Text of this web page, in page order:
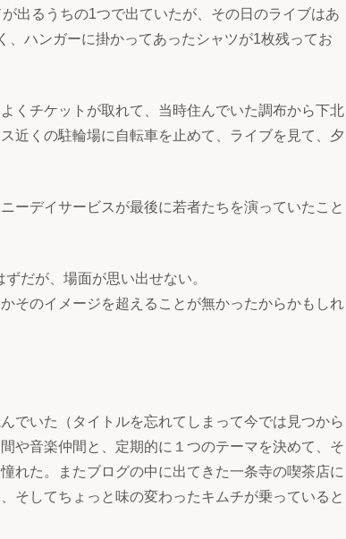
出るうちの1つで出ていたが、その日のライブはあ
、ハンガーに掛かってあったシャツが1枚残ってお
くチケットが取れて、当時住んでいた調布から下北
近くの駐輪場に自転車を止めて、ライブを見て、夕
ーデイサービスが最後に若者たちを演っていたこと
だが、場面が思い出せない。
そのイメージを超えることが無かったからかもしれ
でいた（タイトルを忘れてしまって今では見つから
や音楽仲間と、定期的に１つのテーマを決めて、そ
れた。またブログの中に出てきた一条寺の喫茶店に
そしてちょっと味の変わったキムチが乗っていると